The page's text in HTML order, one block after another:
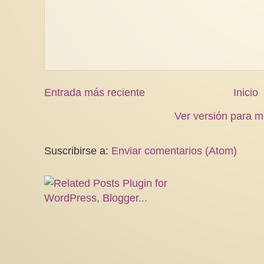
Entrada más reciente
Inicio
Ver versión para
Suscribirse a: Enviar comentarios (Atom)